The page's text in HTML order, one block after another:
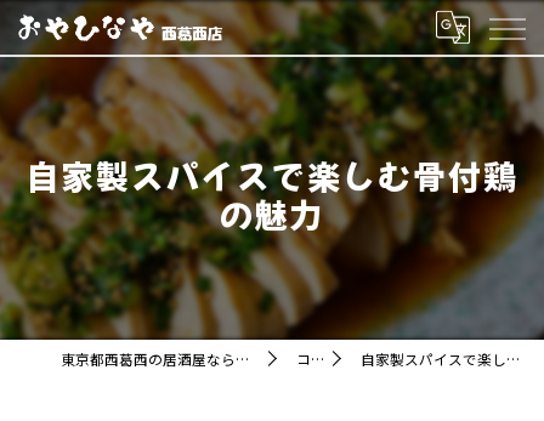
自家製スパイスで楽しむ骨付鶏
の魅力
東京都西葛西の居酒屋ならおやひなや 西葛西店 コラム 自家製スパイスで楽しむ骨付鶏の魅力